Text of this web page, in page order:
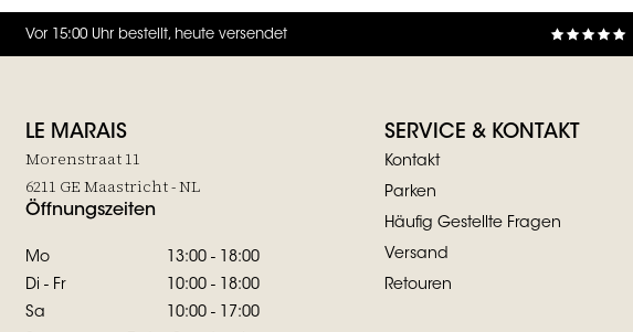
Vor 15:00 Uhr bestellt, heute versendet
LE MARAIS
Morenstraat 11
6211 GE Maastricht - NL
Öffnungszeiten
Mo
13:00 - 18:00
Di - Fr
10:00 - 18:00
Sa
10:00 - 17:00
SERVICE & KONTAKT
Kontakt
Parken
Häufig Gestellte Fragen
Versand
Retouren